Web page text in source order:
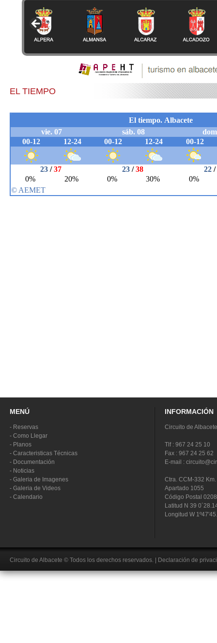
EL TIEMPO
MENÚ
- Reservas
- Como Llegar
- Planos
- Caracteristicas Técnicas
- Documentación
- Noticias
- Galeria de Imagenes
- Galeria de Videos
- Calendario
INFORMACIÓN
Circuito de Albacete
Tlf : 967 24 25 10
Fax : 967 24 25 62
E-mail :
Ctra. CCM-332
Apartado 1055
Código Postal
Latitud N 39
Longitud W
Circuito de Albacete © Todos los derechos reservados. Declaración de